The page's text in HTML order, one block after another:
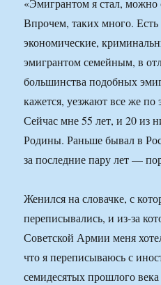
«Эмигрантом я стал, можно
Впрочем, таких много.
экономические,
эмигрантом семейным, в
большинства подобных
кажется, уезжают все же
Сейчас мне 55 лет, и 20 из
Родины. Раньше бывал в
за последние пару лет —
Женился на словачке, с
переписывались, и из-за
Советской Армии меня
что я переписываюсь с
семидесятых прошлого